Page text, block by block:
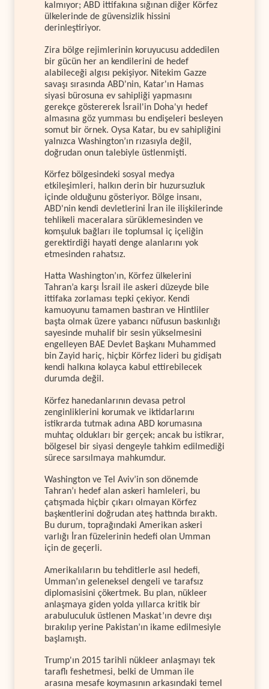
kalmıyor; ABD ittifakına sığınan diğer Körfez
ülkelerinde de güvensizlik hissini
derinleştiriyor.
Zira bölge rejimlerinin koruyucusu addedilen
bir gücün her an kendilerini de hedef
alabileceği algısı pekişiyor. Nitekim Gazze
savaşı sırasında ABD'nin, Katar'ın Hamas
siyasi bürosuna ev sahipliği yapmasını
gerekçe göstererek İsrail'in Doha'yı hedef
almasına göz yumması bu endişeleri besleyen
somut bir örnek. Oysa Katar, bu ev sahipliğini
yalnızca Washington’ın rızasıyla değil,
doğrudan onun talebiyle üstlenmişti.
Körfez bölgesindeki sosyal medya
etkileşimleri, halkın derin bir huzursuzluk
içinde olduğunu gösteriyor. Bölge insanı,
ABD'nin kendi devletlerini İran ile ilişkilerinde
tehlikeli maceralara sürüklemesinden ve
komşuluk bağları ile toplumsal iç içeliğin
gerektirdiği hayati denge alanlarını yok
etmesinden rahatsız.
Hatta Washington’ın, Körfez ülkelerini
Tahran’a karşı İsrail ile askeri düzeyde bile
ittifaka zorlaması tepki çekiyor. Kendi
kamuoyunu tamamen bastıran ve Hintliler
başta olmak üzere yabancı nüfusun baskınlığı
sayesinde muhalif bir sesin yükselmesini
engelleyen BAE Devlet Başkanı Muhammed
bin Zayid hariç, hiçbir Körfez lideri bu gidişatı
kendi halkına kolayca kabul ettirebilecek
durumda değil.
Körfez hanedanlarının devasa petrol
zenginliklerini korumak ve iktidarlarını
istikrarda tutmak adına ABD korumasına
muhtaç oldukları bir gerçek; ancak bu istikrar,
bölgesel bir siyasi dengeyle tahkim edilmediği
sürece sarsılmaya mahkumdur.
Washington ve Tel Aviv’in son dönemde
Tahran’ı hedef alan askeri hamleleri, bu
çatışmada hiçbir çıkarı olmayan Körfez
başkentlerini doğrudan ateş hattında bıraktı.
Bu durum, toprağındaki Amerikan askeri
varlığı İran füzelerinin hedefi olan Umman
için de geçerli.
Amerikalıların bu tehditlerle asıl hedefi,
Umman’ın geleneksel dengeli ve tarafsız
diplomasisini çökertmek. Bu plan, nükleer
anlaşmaya giden yolda yıllarca kritik bir
arabuluculuk üstlenen Maskat’ın devre dışı
bırakılıp yerine Pakistan’ın ikame edilmesiyle
başlamıştı.
Trump'ın 2015 tarihli nükleer anlaşmayı tek
taraflı feshetmesi, belki de Umman ile
arasına mesafe koymasının arkasındaki temel